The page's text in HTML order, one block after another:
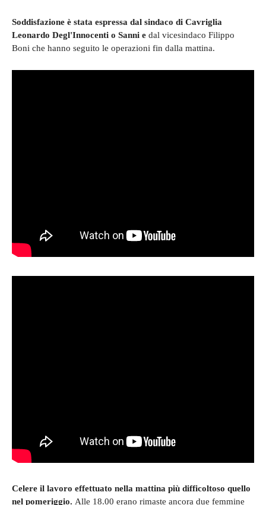
Soddisfazione è stata espressa dal sindaco di Cavriglia
Leonardo Degl'Innocenti o Sanni e dal vicesindaco Filippo
Boni che hanno seguito le operazioni fin dalla mattina.
Celere il lavoro effettuato nella mattina più difficoltoso quello
nel pomeriggio. Alle 18.00 erano rimaste ancora due femmine